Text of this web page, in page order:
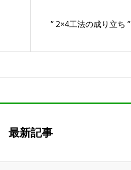
” 2×4工法の成り立ち ”
最新記事